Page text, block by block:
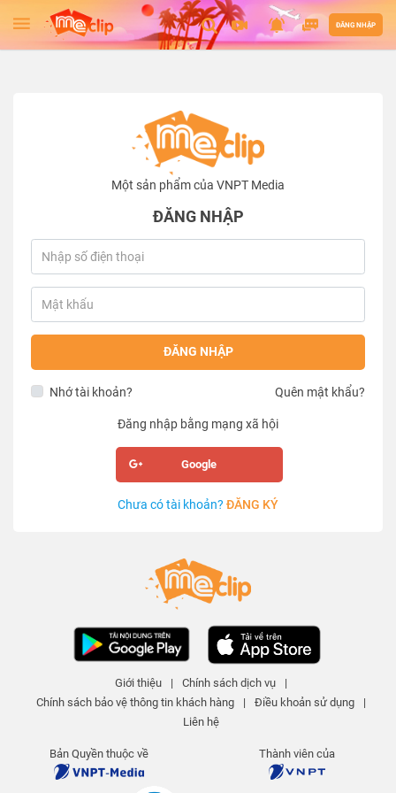
ĐĂNG NHẬP
Một sản phẩm của VNPT Media
ĐĂNG NHẬP
ĐĂNG NHẬP
Nhớ tài khoản? Quên mật khẩu?
Đăng nhập bằng mạng xã hội
Google
Chưa có tài khoản? ĐĂNG KÝ
Giới thiệu | Chính sách dịch vụ
|
Chính sách bảo vệ thông tin khách hàng
| Điều khoản sử dụng
|
Liên hệ
Bản Quyền thuộc về Thành viên của